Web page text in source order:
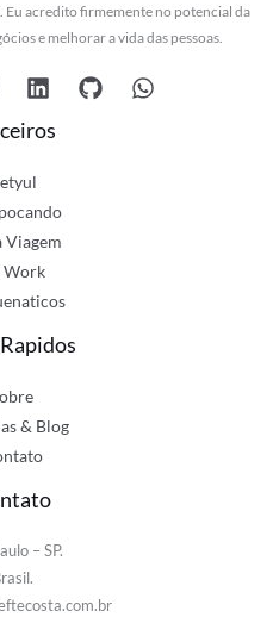
Eu acredito firmemente no potencial da
e melhorar a vida das pessoas.
Viagem
Work
& Blog
– SP.